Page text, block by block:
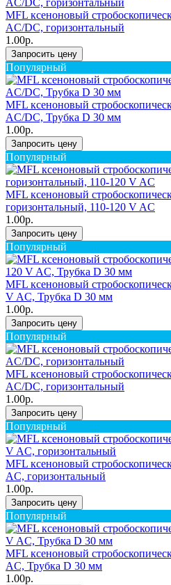
MFL ксеноновый
AC/DC, горизонтальный
1.00р.
Запросить цену
Популярный
MFL ксеноновый
AC/DC, Трубка D 30 мм
1.00р.
Запросить цену
Популярный
MFL ксеноновый
горизонтальный, 110-120 V AC
1.00р.
Запросить цену
Популярный
MFL ксеноновый
V AC, Трубка D 30 мм
1.00р.
Запросить цену
Популярный
MFL ксеноновый
AC/DC, горизонтальный
1.00р.
Запросить цену
Популярный
MFL ксеноновый
AC, горизонтальный
1.00р.
Запросить цену
Популярный
MFL ксеноновый
AC, Трубка D 30 мм
1.00р.